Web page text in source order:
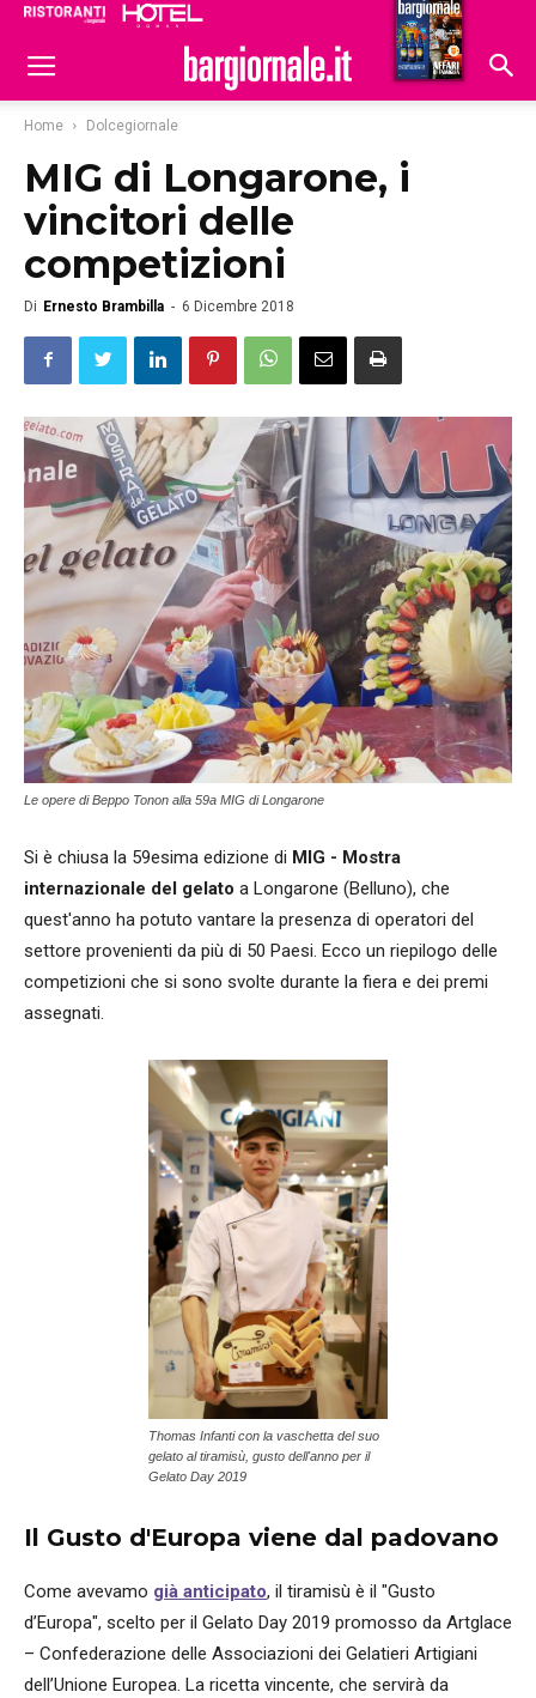
Hoteldomani
Home Dolcegiornale
MIG di Longarone, i
vincitori delle
competizioni
Di Ernesto Brambilla - 6 Dicembre 2018
Le opere di Beppo Tonon alla 59a MIG di Longarone
Si è chiusa la 59esima edizione di MIG - Mostra
internazionale del gelato a Longarone (Belluno), che
quest'anno ha potuto vantare la presenza di operatori del
settore provenienti da più di 50 Paesi. Ecco un riepilogo delle
competizioni che si sono svolte durante la fiera e dei premi
assegnati.
Thomas Infanti con la vaschetta del suo
gelato al tiramisù, gusto dell'anno per il
Gelato Day 2019
Il Gusto d'Europa viene dal padovano
Come avevamo già anticipato, il tiramisù è il "Gusto
d’Europa", scelto per il Gelato Day 2019 promosso da Artglace
– Confederazione delle Associazioni dei Gelatieri Artigiani
dell’Unione Europea. La ricetta vincente, che servirà da